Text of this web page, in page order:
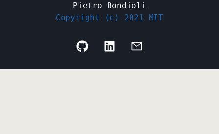
Pietro Bondioli
Copyright (c) 2021 MIT